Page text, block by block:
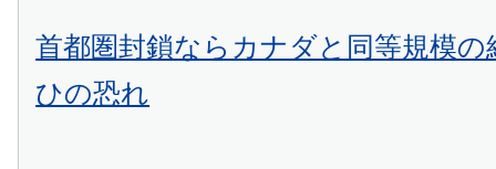
首都圏封鎖ならカナダと同等規模の
ひの恐れ